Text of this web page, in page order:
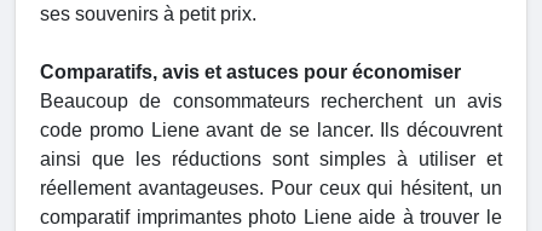
ses souvenirs à petit prix.
Comparatifs, avis et astuces pour économiser
Beaucoup de consommateurs recherchent un avis
code promo Liene avant de se lancer. Ils découvrent
ainsi que les réductions sont simples à utiliser et
réellement avantageuses. Pour ceux qui hésitent, un
comparatif imprimantes photo Liene aide à trouver le